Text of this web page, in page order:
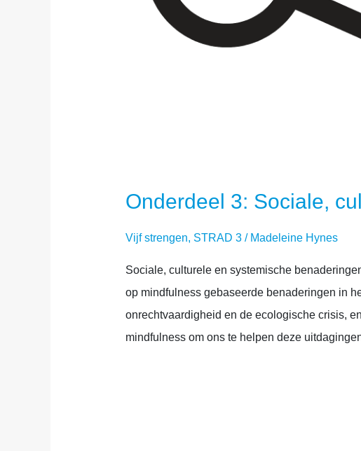
Onderdeel 3: Sociale,
Vijf strengen, STRAD 3/ Madeleine Hynes
Sociale, culturele en systemische
op mindfulness gebaseerde benaderingen in
onrechtvaardigheid en de ecologische crisis,
mindfulness om ons te helpen deze